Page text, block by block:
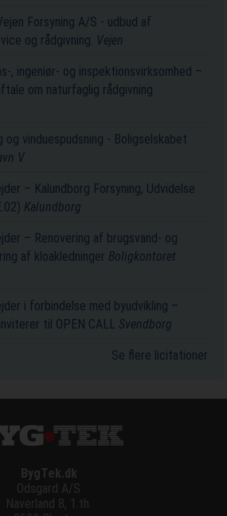
Forsyning A/S - udbud af
og rådgivning. Vejen
, ingeniør- og inspektionsvirksomhed –
om naturfaglig rådgivning
og vinduespudsning - Boligselskabet
V
– Kalundborg Forsyning, Udvidelse
Kalundborg
– Renovering af brugsvand- og
af kloakledninger Boligkontoret
i forbindelse med byudvikling –
til OPEN CALL Svendborg
Se flere licitationer
BygTek.dk
Odsgard A/S
Naverland 8, 1.th.